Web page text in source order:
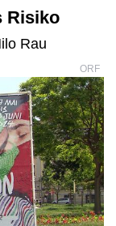
Risiko
Rau
ORF